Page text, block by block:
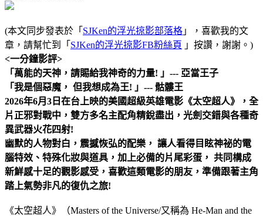
(本文同步發表於「 SJKen的浮光掠影部落格 」，喜歡我的文
章，請幫忙到「 SJKen的浮光掠影FB粉絲頁 」按讚，謝謝。)
<一分鐘影評>
「萬能的天神，請賜給我神奇的力量! 」--- 亞當王子
「我是個惡魔， 但我想成為王! 」--- 骷髏王
2026年6月3日在台上映的美國超級英雄電影《太空超人》，全
片正邪對戰中，雙方多名主配角精銳盡出，光劍交錯與各種奇
異武器火花四射!
幽默的人物對白，震撼恢弘的配樂， 讓人看得目眩神祕的電
腦特效、特殊化妝與道具，加上必備的片尾彩蛋， 共同構成
新鮮感十足的觀影感受，喜歡這類電影的朋友，準備跟著主角
踏上氣勢非凡的復仇之旅!
《太空超人》（Masters of the Universe/又稱為 He-Man and the